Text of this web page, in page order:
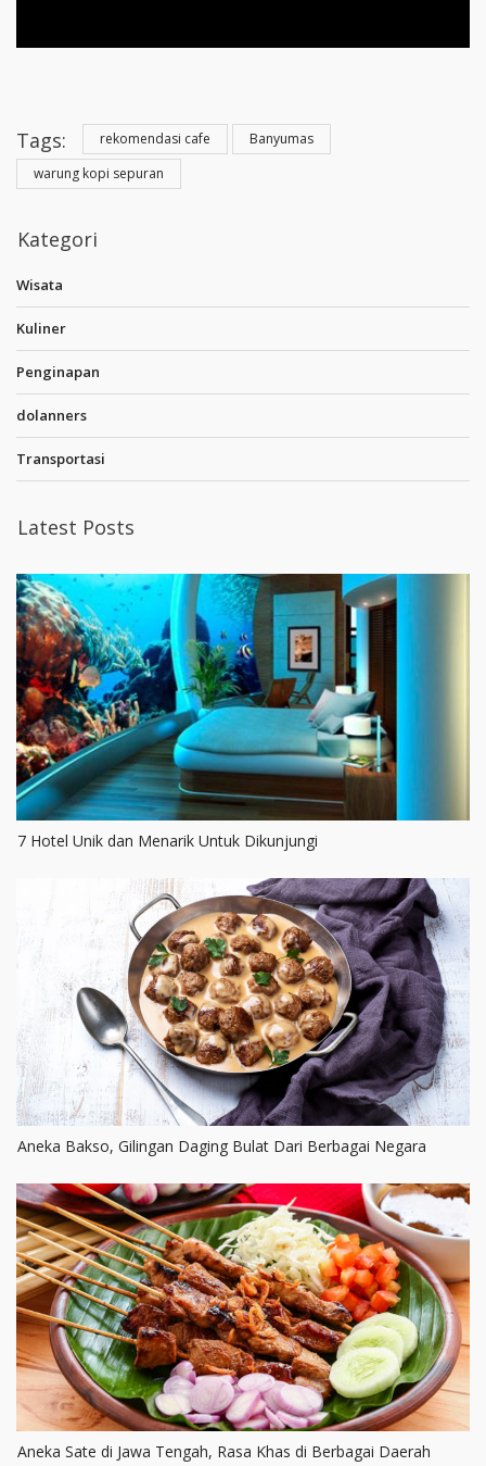
Tags: rekomendasi cafe
Banyumas
warung kopi sepuran
Kategori
Wisata
Kuliner
Penginapan
dolanners
Transportasi
Latest Posts
7 Hotel Unik dan Menarik Untuk Dikunjungi
Aneka Bakso, Gilingan Daging Bulat Dari Berbagai Negara
Aneka Sate di Jawa Tengah, Rasa Khas di Berbagai Daerah